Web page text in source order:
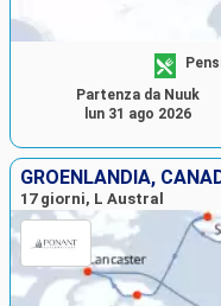
Partenza da Nuuk
lun 31 ago 2026
GROENLANDIA,
17 giorni, L Austral